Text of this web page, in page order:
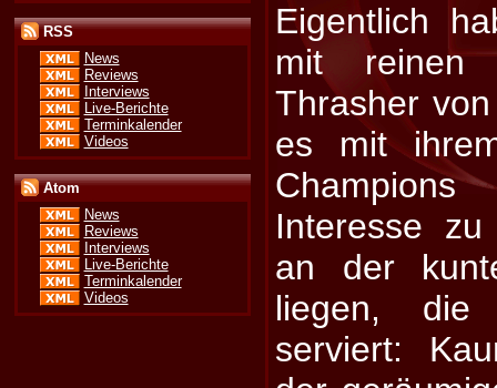
RSS
News
Reviews
Interviews
Live-Berichte
Terminkalender
Videos
Atom
News
Reviews
Interviews
Live-Berichte
Terminkalender
Videos
Eigentlich
mit reinen
Thrasher
es mit
Interesse
an der
liegen,
serviert: